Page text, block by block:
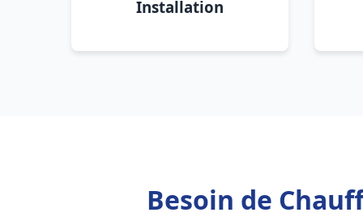
Installation
Besoin de